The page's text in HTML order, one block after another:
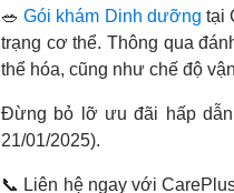
🥗Gói khám Dinh dưỡng tại
trạng cơ thể. Thông qua
thể hóa, cũng như chế độ
Đừng bỏ lỡ ưu đãi hấp
21/01/2025).
📞 Liên hệ ngay với